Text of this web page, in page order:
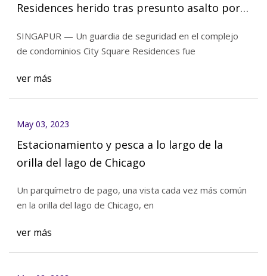
Residences herido tras presunto asalto por
bajo sonda
SINGAPUR — Un guardia de seguridad en el complejo
de condominios City Square Residences fue
ver más
May 03, 2023
Estacionamiento y pesca a lo largo de la
orilla del lago de Chicago
Un parquímetro de pago, una vista cada vez más común
en la orilla del lago de Chicago, en
ver más